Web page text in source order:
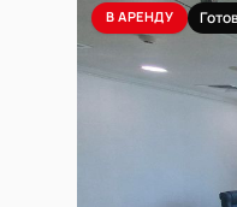
В АРЕНДУ